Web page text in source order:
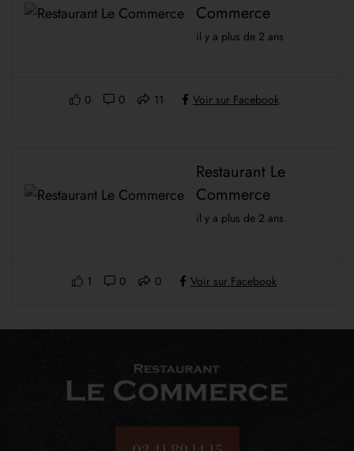
Commerce
il y a plus de 2 ans
0 0 11 Voir sur Facebook
Restaurant Le
Commerce
il y a plus de 2 ans
1 0 0 Voir sur Facebook